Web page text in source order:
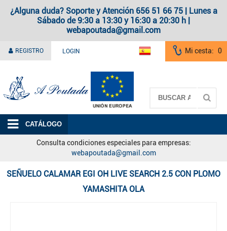
¿Alguna duda? Soporte y Atención 656 51 66 75 | Lunes a
Sábado de 9:30 a 13:30 y 16:30 a 20:30 h |
webapoutada@gmail.com
REGISTRO LOGIN Mi cesta: 0
CATÁLOGO
Consulta condiciones especiales para empresas:
webapoutada@gmail.com
SEÑUELO CALAMAR EGI OH LIVE SEARCH 2.5 CON PLOMO
YAMASHITA OLA